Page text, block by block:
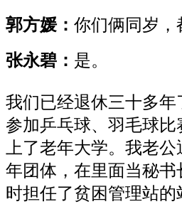
郭方媛： 你们俩同岁，
张永碧： 是。
我们已经退休三十多年
参加乒乓球、羽毛球
上了老年大学。我老
年团体，在里面当秘书
时担任了贫困管理站的